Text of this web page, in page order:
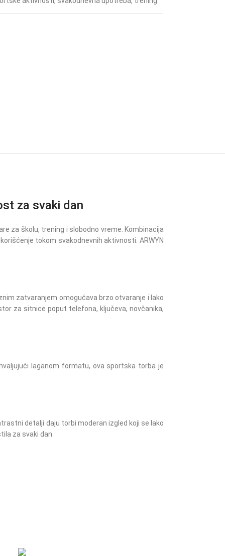
za svaki dan
za školu, trening i slobodno vreme. Kombinacija
tokom svakodnevnih aktivnosti. ARWYN
zatvaranjem omogućava brzo otvaranje i lako
za sitnice poput telefona, ključeva, novčanika,
laganom formatu, ova sportska torba je
detalji daju torbi moderan izgled koji se lako
za svaki dan.